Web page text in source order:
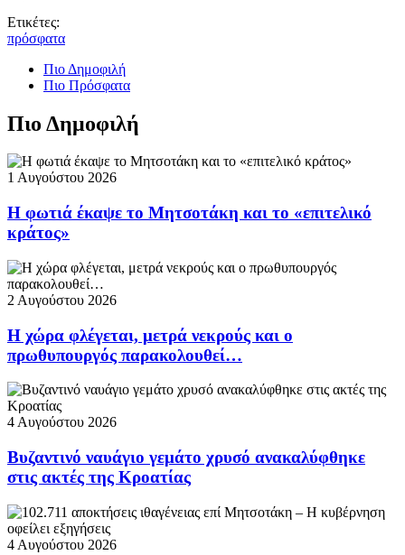
Ετικέτες:
πρόσφατα
Πιο Δημοφιλή
Πιο Πρόσφατα
Πιο Δημοφιλή
1 Αυγούστου 2026
Η φωτιά έκαψε το Μητσοτάκη και το «επιτελικό
κράτος»
2 Αυγούστου 2026
Η χώρα φλέγεται, μετρά νεκρούς και ο
πρωθυπουργός παρακολουθεί…
4 Αυγούστου 2026
Βυζαντινό ναυάγιο γεμάτο χρυσό ανακαλύφθηκε
στις ακτές της Κροατίας
4 Αυγούστου 2026